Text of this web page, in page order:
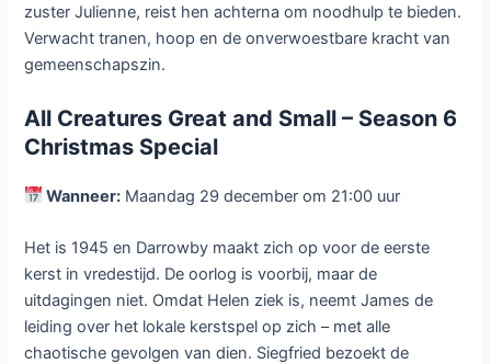
zuster Julienne, reist hen achterna om noodhulp te bieden.
Verwacht tranen, hoop en de onverwoestbare kracht van
gemeenschapszin.
All Creatures Great and Small – Season 6
Christmas Special
Wanneer: Maandag 29 december om 21:00 uur
Het is 1945 en Darrowby maakt zich op voor de eerste
kerst in vredestijd. De oorlog is voorbij, maar de
uitdagingen niet. Omdat Helen ziek is, neemt James de
leiding over het lokale kerstspel op zich – met alle
chaotische gevolgen van dien. Siegfried bezoekt de